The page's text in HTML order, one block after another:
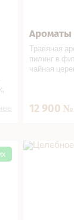
с
Ароматы
Травяная
пилинг в
чайная
12 900
Целебное
салоне